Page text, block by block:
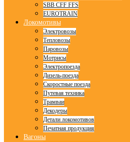
SBB CFF FFS
EUROTRAIN
Локомотивы
Электровозы
Тепловозы
Паровозы
Мотрисы
Электропоезда
Дизель-поезда
Скоростные поезда
Путевая техника
Трамваи
Декодеры
Детали локомотивов
Печатная продукция
Вагоны